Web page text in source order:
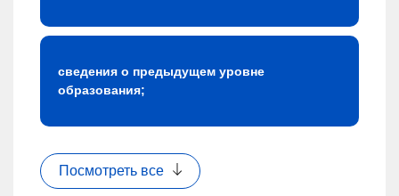
сведения о предыдущем уровне
образования;
Посмотреть все